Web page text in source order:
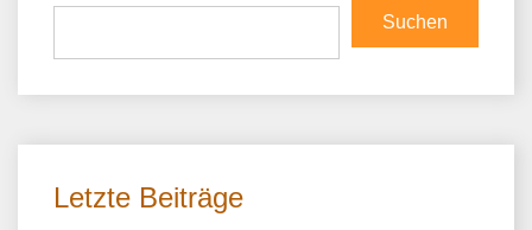
Suchen
Letzte Beiträge